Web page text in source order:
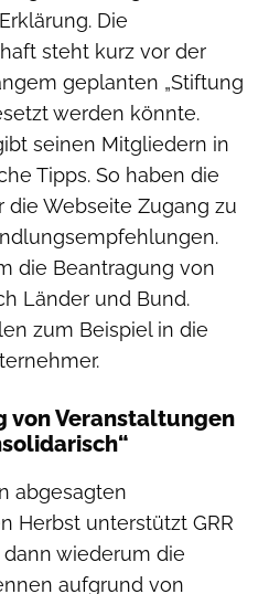
Die
steht kurz vor der
geplanten „Stiftung
werden könnte.
seinen Mitgliedern in
Tipps. So haben die
die Webseite Zugang zu
die Beantragung von
Länder und Bund.
zum Beispiel in die
von Veranstaltungen
abgesagten
Herbst unterstützt GRR
wiederum die
aufgrund von